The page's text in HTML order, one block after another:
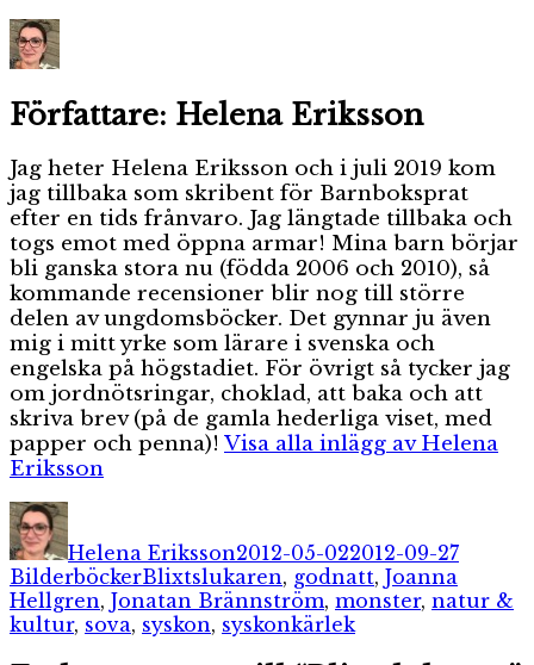
Författare: Helena Eriksson
Jag heter Helena Eriksson och i juli 2019 kom
jag tillbaka som skribent för Barnboksprat
efter en tids frånvaro. Jag längtade tillbaka och
togs emot med öppna armar! Mina barn börjar
bli ganska stora nu (födda 2006 och 2010), så
kommande recensioner blir nog till större
delen av ungdomsböcker. Det gynnar ju även
mig i mitt yrke som lärare i svenska och
engelska på högstadiet. För övrigt så tycker jag
om jordnötsringar, choklad, att baka och att
skriva brev (på de gamla hederliga viset, med
papper och penna)! Visa alla inlägg av Helena
Eriksson
Författare
Helena Eriksson2012-05-022012-09-27
BilderböckerEtiketter
Blixtslukaren, godnatt, Joanna
Hellgren, Jonatan Brännström, monster, natur &
kultur, sova, syskon, syskonkärlek